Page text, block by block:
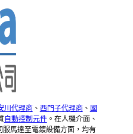
川代理商 、 西門子代理商 、 國
自動控制元件。在人機介面、
馬達至電鍍設備方面，均有